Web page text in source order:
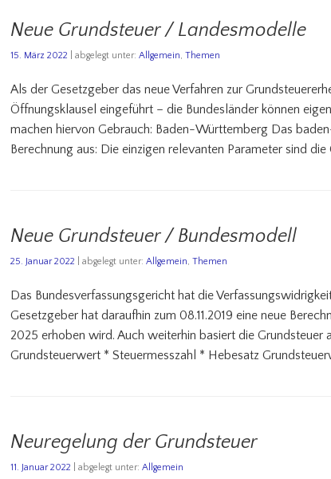
Neue Grundsteuer / Landesmodelle
15. März 2022 | abgelegt unter:Allgemein,Themen
Als der Gesetzgeber das neue Verfahren zur
Öffnungsklausel eingeführt – die Bundesländer können
machen hiervon Gebrauch: Baden-Württemberg Das
Berechnung aus: Die einzigen relevanten Parameter sind
Neue Grundsteuer / Bundesmodell
25. Januar 2022 | abgelegt unter:Allgemein,Themen
Das Bundesverfassungsgericht hat die
Gesetzgeber hat daraufhin zum 08.11.2019 eine neue
2025 erhoben wird. Auch weiterhin basiert die
Grundsteuerwert * Steuermesszahl * Hebesatz
Neuregelung der Grundsteuer
11. Januar 2022 | abgelegt unter:Allgemein